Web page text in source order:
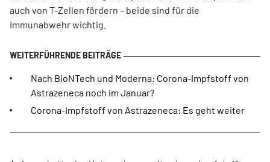
auch von T-Zellen fördern – beide sind für die
Immunabwehr wichtig.
Nach BioNTech und Moderna: Corona-Impfstoff von
Astrazeneca noch im Januar?
Corona-Impfstoff von Astrazeneca: Es geht weiter